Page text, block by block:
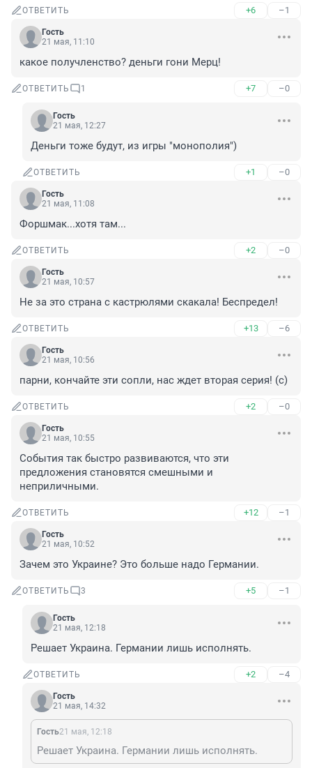
ОТВЕТИТЬ +6 –1
Гость
21 мая, 11:10
какое получленство? деньги гони Мерц!
ОТВЕТИТЬ 1 +7 –0
Гость
21 мая, 12:27
Деньги тоже будут, из игры "монополия")
ОТВЕТИТЬ +1 –0
Гость
21 мая, 11:08
Форшмак...хотя там...
ОТВЕТИТЬ +2 –0
Гость
21 мая, 10:57
Не за это страна с кастрюлями скакала! Беспредел!
ОТВЕТИТЬ +13 –6
Гость
21 мая, 10:56
парни, кончайте эти сопли, нас ждет вторая серия! (с)
ОТВЕТИТЬ +2 –0
Гость
21 мая, 10:55
События так быстро развиваются, что эти
предложения становятся смешными и
неприличными.
ОТВЕТИТЬ +12 –1
Гость
21 мая, 10:52
Зачем это Украине? Это больше надо Германии.
ОТВЕТИТЬ 3 +5 –1
Гость
21 мая, 12:18
Решает Украина. Германии лишь исполнять.
ОТВЕТИТЬ +2 –4
Гость
21 мая, 14:32
Гость21 мая, 12:18
Решает Украина. Германии лишь исполнять.